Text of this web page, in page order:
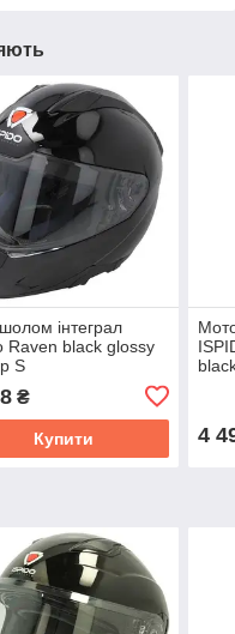
інтеграл
Raven black glossy
S
₴
Купити 4